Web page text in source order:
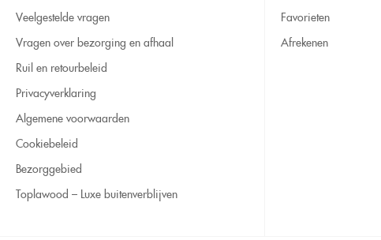
Veelgestelde vragen
Vragen over bezorging en afhaal
Ruil en retourbeleid
Privacyverklaring
Algemene voorwaarden
Cookiebeleid
Bezorggebied
Toplawood – Luxe buitenverblijven
Favorieten
Afrekenen